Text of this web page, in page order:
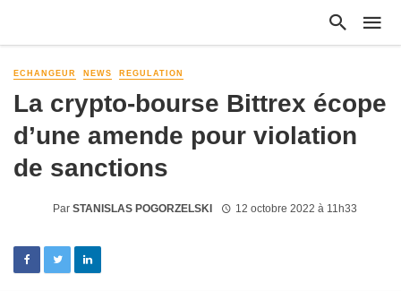
ECHANGEUR NEWS REGULATION
La crypto-bourse Bittrex écope
d’une amende pour violation
de sanctions
Par STANISLAS POGORZELSKI 12 octobre 2022 à 11h33